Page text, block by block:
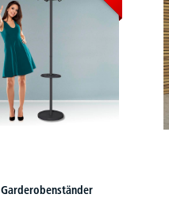
Garderobenständer